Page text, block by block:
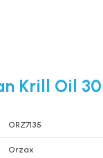
Krill Oil
ORZ7135
Orzax